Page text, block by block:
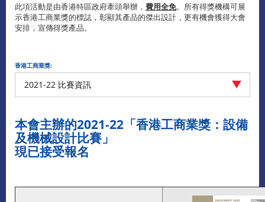
此項活動是由香港特區政府牽頭舉辦， 費用全免。所有得獎機構可展
示香港工商業獎的標誌，彰顯其產品的傑出設計，更有機會獲得大會
安排，宣傳得獎產品。
香港工商業獎:
2021-22 比賽資訊
本會主辦的2021-22「香港工商業獎：設備
及機械設計比賽」
現已接受報名